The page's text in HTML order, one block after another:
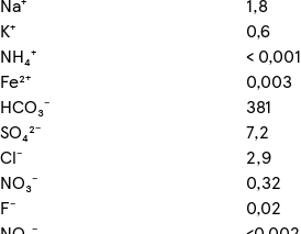
K⁺
0,6
NH₄⁺
< 0,001
Fe²⁺
0,003
HCO₃⁻
381
SO₄²⁻
7,2
Cl⁻
2,9
NO₃⁻
0,32
F⁻
0,02